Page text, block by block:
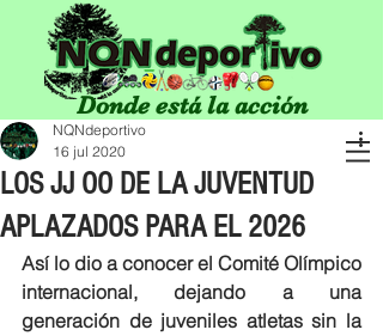
Donde está la acción
LOS JJ OO DE LA JUVENTUD
APLAZADOS PARA EL 2026
NQNdeportivo
16 jul 2020
Así lo dio a conocer el Comité Olímpico
internacional, dejando a una
generación de juveniles atletas sin la